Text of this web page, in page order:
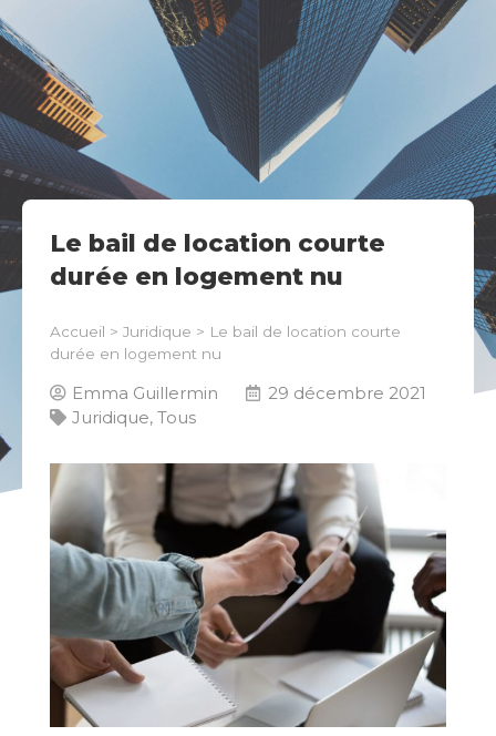
Le bail de location courte
durée en logement nu
Accueil > Juridique > Le bail de location courte
durée en logement nu
Emma Guillermin
29 décembre 2021
Juridique, Tous